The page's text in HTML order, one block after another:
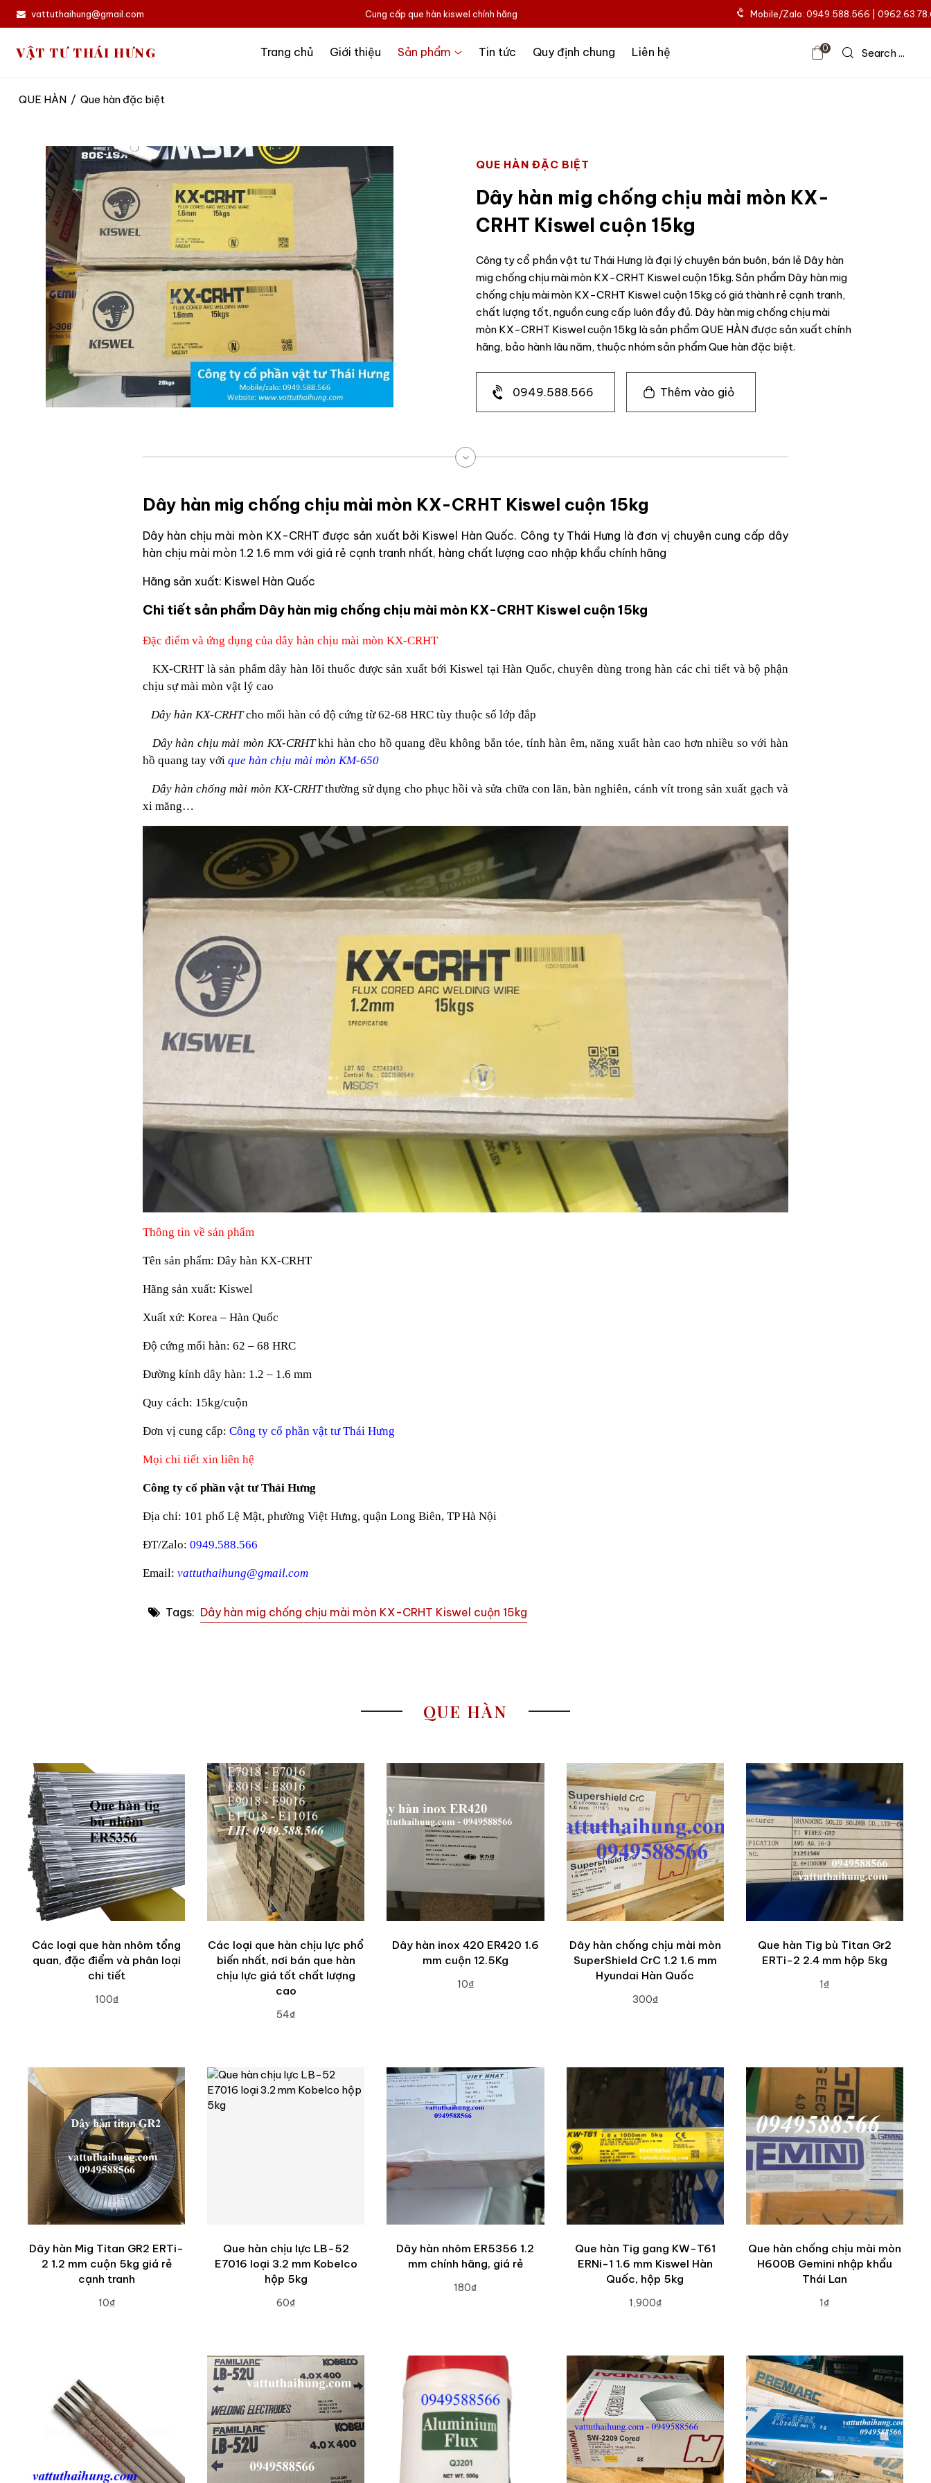
vattuthaihung@gmail.com Cung cấp que hàn kiswel chính hãng Mobile/Zalo: 0949.588.566 |
VẬT TƯ THÁI HƯNG Trang chủ Giới thiệu Sản phẩm Tin tức Quy định chung Liên hệ 0 Search ...
QUE HÀN / Que hàn đặc biệt
QUE HÀN ĐẶC BIỆT
Dây hàn mig chống chịu mài mòn KX-
CRHT Kiswel cuộn 15kg
Công ty cổ phần vật tư Thái Hưng là đại lý chuyên bán buôn, bán lẻ Dây hàn
mig chống chịu mài mòn KX-CRHT Kiswel cuộn 15kg. Sản phẩm Dây hàn mig
chống chịu mài mòn KX-CRHT Kiswel cuộn 15kg có giá thành rẻ cạnh tranh,
chất lượng tốt, nguồn cung cấp luôn đầy đủ. Dây hàn mig chống chịu mài
mòn KX-CRHT Kiswel cuộn 15kg là sản phẩm QUE HÀN được sản xuất chính
hãng, bảo hành lâu năm, thuộc nhóm sản phẩm Que hàn đặc biệt.
0949.588.566 Thêm vào giỏ
Dây hàn mig chống chịu mài mòn KX-CRHT Kiswel cuộn 15kg
Dây hàn chịu mài mòn KX-CRHT được sản xuất bởi Kiswel Hàn Quốc. Công ty Thái Hưng là đơn vị chuyên cung cấp dây
hàn chịu mài mòn 1.2 1.6 mm với giá rẻ cạnh tranh nhất, hàng chất lượng cao nhập khẩu chính hãng
Hãng sản xuất: Kiswel Hàn Quốc
Chi tiết sản phẩm Dây hàn mig chống chịu mài mòn KX-CRHT Kiswel cuộn 15kg
Đặc điểm và ứng dụng của dây hàn chịu mài mòn KX-CRHT
KX-CRHT là sản phẩm dây hàn lõi thuốc được sản xuất bới Kiswel tại Hàn Quốc, chuyên dùng trong hàn các chi tiết và bộ phận
chịu sự mài mòn vật lý cao
Dây hàn KX-CRHTcho mối hàn có độ cứng từ 62-68 HRC tùy thuộc số lớp đắp
Dây hàn chịu mài mòn KX-CRHTkhi hàn cho hồ quang đều không bắn tóe, tính hàn êm, năng xuất hàn cao hơn nhiều so với hàn
hồ quang tay vớique hàn chịu mài mòn KM-650
Dây hàn chống mài mòn KX-CRHTthường sử dụng cho phục hồi và sửa chữa con lăn, bàn nghiên, cánh vít trong sản xuất gạch và
xi măng…
Thông tin về sản phẩm
Tên sản phẩm: Dây hàn KX-CRHT
Hãng sản xuất: Kiswel
Xuất xứ: Korea – Hàn Quốc
Độ cứng mối hàn: 62 – 68 HRC
Đường kính dây hàn: 1.2 – 1.6 mm
Quy cách: 15kg/cuộn
Đơn vị cung cấp:Công ty cổ phần vật tư Thái Hưng
Mọi chi tiết xin liên hệ
Công ty cổ phần vật tư Thái Hưng
Địa chỉ: 101 phố Lệ Mật, phường Việt Hưng, quận Long Biên, TP Hà Nội
ĐT/Zalo:0949.588.566
Email:vattuthaihung@gmail.com
Tags: Dây hàn mig chống chịu mài mòn KX-CRHT Kiswel cuộn 15kg
QUE HÀN
Các loại que hàn nhôm tổng
quan, đặc điểm và phân loại
chi tiết
100₫
Các loại que hàn chịu lực phổ
biến nhất, nơi bán que hàn
chịu lực giá tốt chất lượng
cao
54₫
Dây hàn inox 420 ER420 1.6
mm cuộn 12.5Kg
10₫
Dây hàn chống chịu mài mòn
SuperShield CrC 1.2 1.6 mm
Hyundai Hàn Quốc
300₫
Que hàn Tig bù Titan Gr2
ERTi-2 2.4 mm hộp 5kg
1₫
Dây hàn Mig Titan GR2 ERTi-
2 1.2 mm cuộn 5kg giá rẻ
cạnh tranh
10₫
Que hàn chịu lực LB-52
E7016 loại 3.2 mm Kobelco
hộp 5kg
60₫
Dây hàn nhôm ER5356 1.2
mm chính hãng, giá rẻ
180₫
Que hàn Tig gang KW-T61
ERNi-1 1.6 mm Kiswel Hàn
Quốc, hộp 5kg
1,900₫
Que hàn chống chịu mài mòn
H600B Gemini nhập khẩu
Thái Lan
1₫